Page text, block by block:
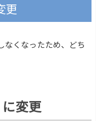
更
なくなったため、どち
変更